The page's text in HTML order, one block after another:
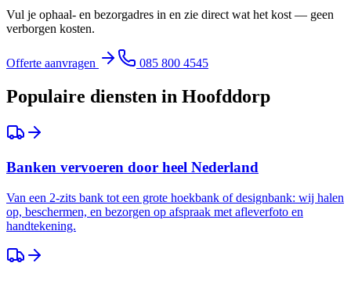
Vul je ophaal- en bezorgadres in en zie direct wat het kost — geen
verborgen kosten.
Offerte aanvragen 085 800 4545
Populaire diensten in Hoofddorp
Banken vervoeren door heel Nederland
Van een 2-zits bank tot een grote hoekbank of designbank: wij halen
op, beschermen, en bezorgen op afspraak met afleverfoto en
handtekening.